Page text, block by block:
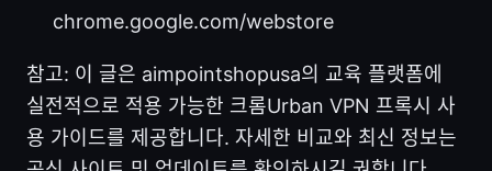
chrome.google.com/webstore
참고: 이 글은 aimpointshopusa의 교육 플랫폼에
실전적으로 적용 가능한 크롬Urban VPN 프록시 사
용 가이드를 제공합니다. 자세한 비교와 최신 정보는